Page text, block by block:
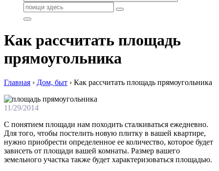
Поиск:
Как рассчитать площадь
прямоугольника
Главная › Дом, быт › Как рассчитать площадь прямоугольника
11/29/2014
С понятием площади нам походить сталкиваться ежедневно.
Для того, чтобы постелить новую плитку в вашей квартире,
нужно приобрести определенное ее количество, которое будет
зависеть от площади вашей комнаты. Размер вашего
земельного участка также будет характеризоваться площадью.